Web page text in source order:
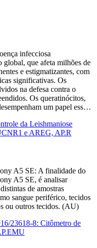
infecciosa
global, que afeta milhões de
e estigmatizantes, com
significativas. Os
na defesa contra o
Os queratinócitos,
um papel ess…
da Leishmaniose
e AREG, AP.R
A5 SE: A finalidade do
A5 SE, é analisar
de amostras
sangue periférico, tecidos
ou outros tecidos. (AU)
23618-8: Citômetro de